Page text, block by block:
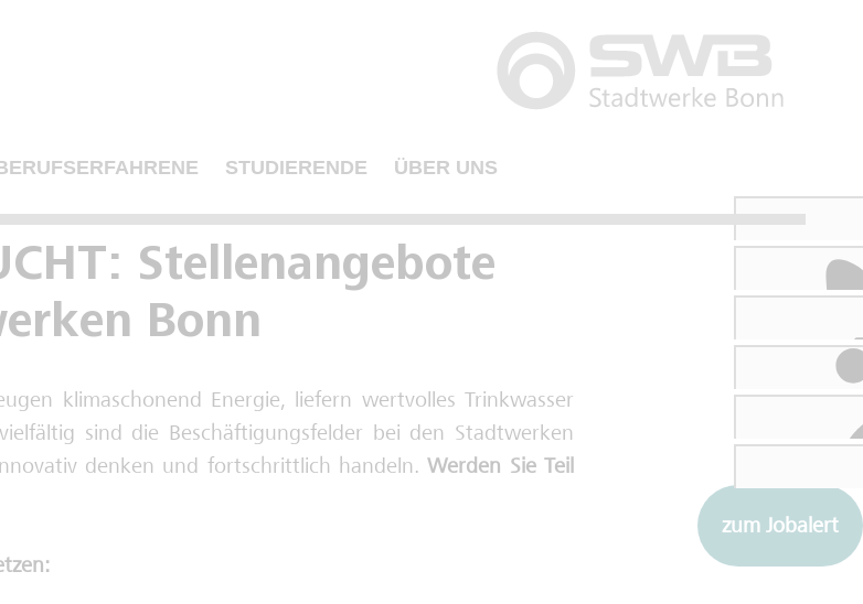
STUDIERENDE ÜBER UNS
Stellenangebote
Bonn
klimaschonend Energie, liefern wertvolles Trinkwasser
sind die Beschäftigungsfelder bei den Stadtwerken
denken und fortschrittlich handeln.Werden Sie Teil
zum Jobalert